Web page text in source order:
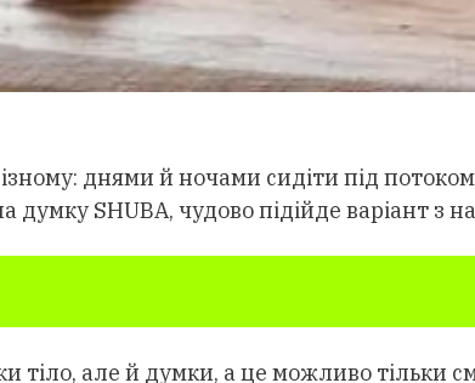
днями й ночами сидіти під
SHUBA, чудово підійде варіант з
тіло, але й думки, а це можливо тільки